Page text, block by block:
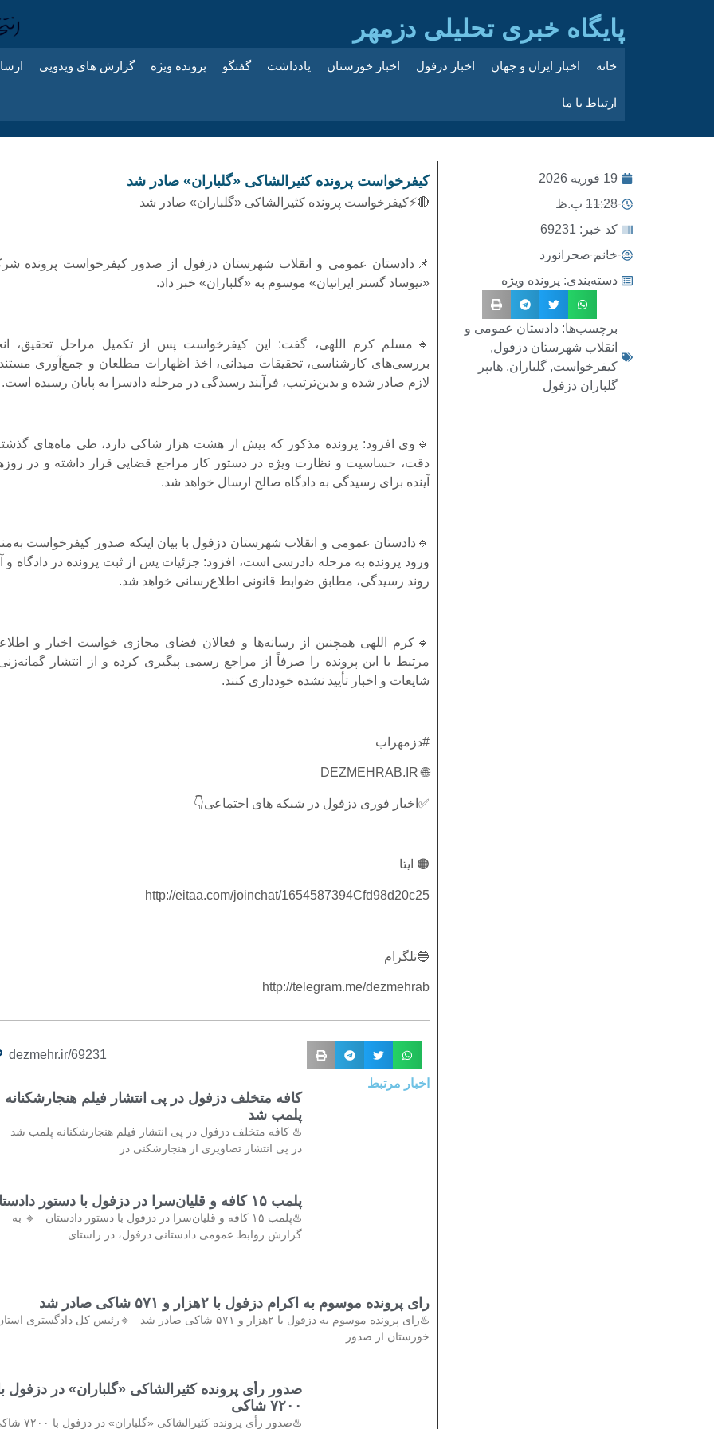
پایگاه خبری تحلیلی دزمهر
خانه اخبار ایران و جهان اخبار دزفول اخبار خوزستان یادداشت گفتگو پرونده ویژه گزارش های ویدویی
ارتباط با ما
19 فوریه 2026
11:28 ب.ظ
کد خبر: 69231
خانم صحرانورد
دسته‌بندی: پرونده ویژه
برچسب‌ها: دادستان عمومی و
انقلاب شهرستان دزفول,
کیفرخواست, گلباران, هایپر
گلباران دزفول
کیفرخواست پرونده کثیرالشاکی «گلباران» صادر شد
🔴⚡کیفرخواست پرونده کثیرالشاکی «گلباران» صادر شد
📌دادستان عمومی و انقلاب شهرستان دزفول از صدور کیفرخواست پرونده
«نیوساد گستر ایرانیان» موسوم به «گلباران» خبر داد.
🔹مسلم کرم اللهی، گفت: این کیفرخواست پس از تکمیل مراحل تحقیق،
بررسی‌های کارشناسی، تحقیقات میدانی، اخذ اظهارات مطلعان و جمع‌آوری
لازم صادر شده و بدین‌ترتیب، فرآیند رسیدگی در مرحله دادسرا به پایان رسیده است.
🔹وی افزود: پرونده مذکور که بیش از هشت هزار شاکی دارد، طی ماه‌های
دقت، حساسیت و نظارت ویژه در دستور کار مراجع قضایی قرار داشته و در
آینده برای رسیدگی به دادگاه صالح ارسال خواهد شد.
🔹دادستان عمومی و انقلاب شهرستان دزفول با بیان اینکه صدور کیفرخواست
ورود پرونده به مرحله دادرسی است، افزود: جزئیات پس از ثبت پرونده در دادگاه و
روند رسیدگی، مطابق ضوابط قانونی اطلاع‌رسانی خواهد شد.
🔹کرم اللهی همچنین از رسانه‌ها و فعالان فضای مجازی خواست اخبار و
مرتبط با این پرونده را صرفاً از مراجع رسمی پیگیری کرده و از انتشار
شایعات و اخبار تأیید نشده خودداری کنند.
#دزمهراب
🌐 DEZMEHRAB.IR
✅اخبار فوری دزفول در شبکه های اجتماعی👇
🟠 ایتا
http://eitaa.com/joinchat/1654587394Cfd98d20c25
🔵تلگرام
http://telegram.me/dezmehrab
dezmehr.ir/69231
اخبار مرتبط
کافه متخلف دزفول در پی انتشار فیلم هنجارشکنانه
پلمب شد
♨️ کافه متخلف دزفول در پی انتشار فیلم هنجارشکنانه پلمب شد
در پی انتشار تصاویری از هنجارشکنی در
پلمب ۱۵ کافه و قلیان‌سرا در دزفول با دستور دادستان
♨️پلمب ۱۵ کافه و قلیان‌سرا در دزفول با دستور دادستان 🔹 به
گزارش روابط عمومی دادستانی دزفول، در راستای
رای پرونده موسوم به اکرام دزفول با ۲هزار و ۵۷۱ شاکی صادر شد
♨️رای پرونده موسوم به دزفول با ۲هزار و ۵۷۱ شاکی صادر شد 🔹رئیس کل دادگستری
خوزستان از صدور
صدور رأی پرونده کثیرالشاکی «گلباران» در دزفول
۷۲۰۰ شاکی
♨️صدور رأی پرونده کثیرالشاکی «گلباران»